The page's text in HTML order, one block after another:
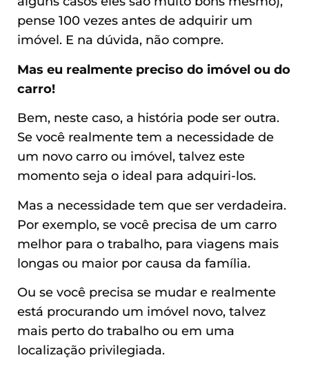
pense 100 vezes antes de adquirir um
imóvel. E na dúvida, não compre.
Mas eu realmente preciso do imóvel ou do
carro!
Bem, neste caso, a história pode ser outra.
Se você realmente tem a necessidade de
um novo carro ou imóvel, talvez este
momento seja o ideal para adquiri-los.
Mas a necessidade tem que ser verdadeira.
Por exemplo, se você precisa de um carro
melhor para o trabalho, para viagens mais
longas ou maior por causa da família.
Ou se você precisa se mudar e realmente
está procurando um imóvel novo, talvez
mais perto do trabalho ou em uma
localização privilegiada.